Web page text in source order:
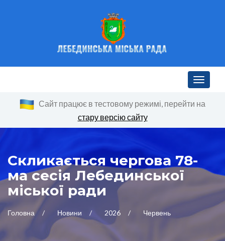
Toggle
Сайт працює в тестовому режимі, перейти на
стару версію сайту
Скликається чергова 78-
ма сесія Лебединської
міської ради
Головна Новини 2026 Червень